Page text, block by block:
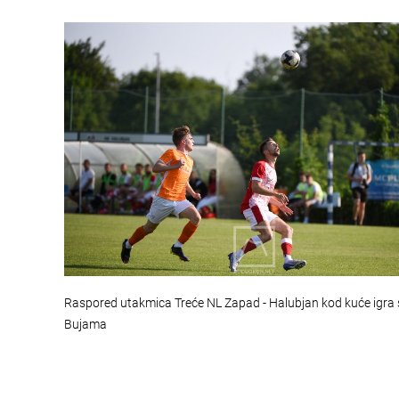
Raspored utakmica Treće NL Zapad - Halubjan kod kuće igra
Bujama